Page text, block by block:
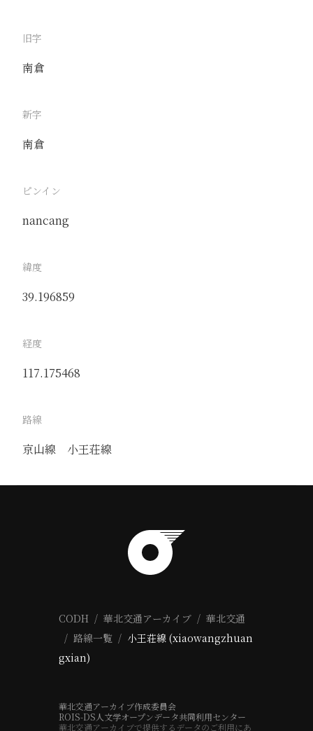
旧字
南倉
新字
南倉
ピンイン
nancang
緯度
39.196859
経度
117.175468
路線
京山線 小王荘線
CODH 華北交通アーカイブ
華北交通
路線一覧
小王荘線 (xiaowangzhuan
gxian)
華北交通アーカイブ作成委員会
ROIS-DS人文学オープンデータ共同利用センター
華北交通アーカイブで提供するデータのご利用にあ